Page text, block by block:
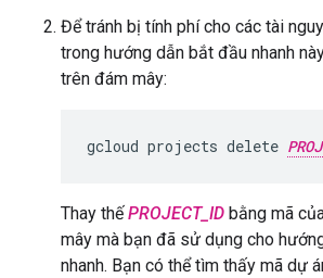
Để tránh bị tính phí cho các tài
trong hướng dẫn bắt đầu nhanh
trên đám mây:
gcloud projects delete
Thay thếPROJECT_ID bằng mã
mây mà bạn đã sử dụng cho
nhanh. Bạn có thể tìm thấy mã dự